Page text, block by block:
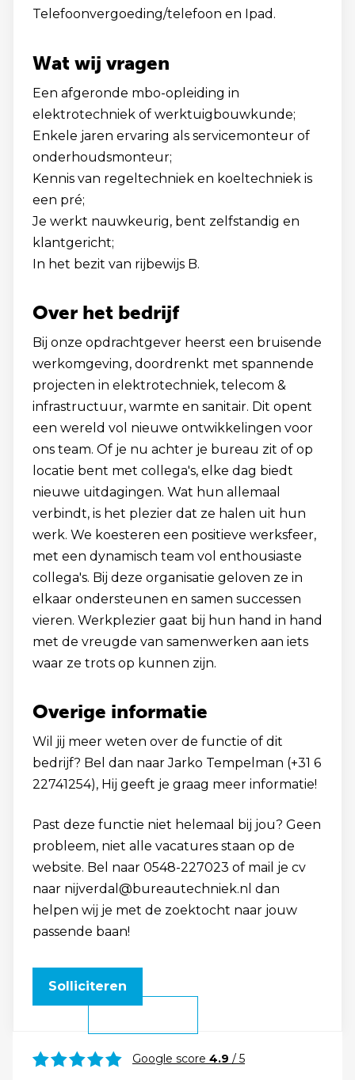
Telefoonvergoeding/telefoon en Ipad.
Wat wij vragen
Een afgeronde mbo-opleiding in
elektrotechniek of werktuigbouwkunde;
Enkele jaren ervaring als servicemonteur of
onderhoudsmonteur;
Kennis van regeltechniek en koeltechniek is
een pré;
Je werkt nauwkeurig, bent zelfstandig en
klantgericht;
In het bezit van rijbewijs B.
Over het bedrijf
Bij onze opdrachtgever heerst een bruisende
werkomgeving, doordrenkt met spannende
projecten in elektrotechniek, telecom &
infrastructuur, warmte en sanitair. Dit opent
een wereld vol nieuwe ontwikkelingen voor
ons team. Of je nu achter je bureau zit of op
locatie bent met collega's, elke dag biedt
nieuwe uitdagingen. Wat hun allemaal
verbindt, is het plezier dat ze halen uit hun
werk. We koesteren een positieve werksfeer,
met een dynamisch team vol enthousiaste
collega's. Bij deze organisatie geloven ze in
elkaar ondersteunen en samen successen
vieren. Werkplezier gaat bij hun hand in hand
met de vreugde van samenwerken aan iets
waar ze trots op kunnen zijn.
Overige informatie
Wil jij meer weten over de functie of dit
bedrijf? Bel dan naar Jarko Tempelman (+31 6
22741254), Hij geeft je graag meer informatie!
Past deze functie niet helemaal bij jou? Geen
probleem, niet alle vacatures staan op de
website. Bel naar 0548-227023 of mail je cv
naar nijverdal@bureautechniek.nl dan
helpen wij je met de zoektocht naar jouw
passende baan!
Solliciteren
Google score 4.9 / 5